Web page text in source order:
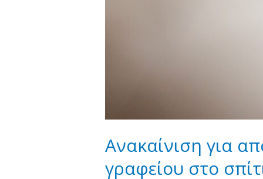
Ανακαίνιση για
γραφείου στο